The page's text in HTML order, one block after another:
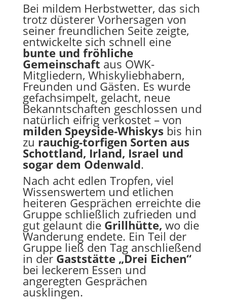
Bei mildem Herbstwetter, das sich
trotz düsterer Vorhersagen von
seiner freundlichen Seite zeigte,
entwickelte sich schnell eine
bunte und fröhliche
Gemeinschaft aus OWK-
Mitgliedern, Whiskyliebhabern,
Freunden und Gästen. Es wurde
gefachsimpelt, gelacht, neue
Bekanntschaften geschlossen und
natürlich eifrig verkostet – von
milden Speyside-Whiskys bis hin
zu rauchig-torfigen Sorten aus
Schottland, Irland, Israel und
sogar dem Odenwald.
Nach acht edlen Tropfen, viel
Wissenswertem und etlichen
heiteren Gesprächen erreichte die
Gruppe schließlich zufrieden und
gut gelaunt die Grillhütte, wo die
Wanderung endete. Ein Teil der
Gruppe ließ den Tag anschließend
in der Gaststätte „Drei Eichen“
bei leckerem Essen und
angeregten Gesprächen
ausklingen.